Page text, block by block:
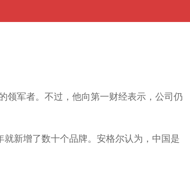
领军者。不过，他向第一财经表示，公司仍
新增了数十个品牌。安格尔认为，中国是